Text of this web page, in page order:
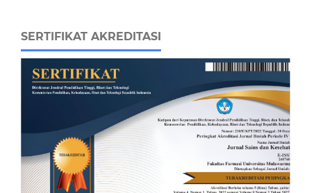
SERTIFIKAT AKREDITASI